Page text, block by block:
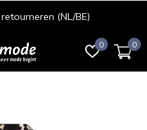
0 0
(NL/BE)